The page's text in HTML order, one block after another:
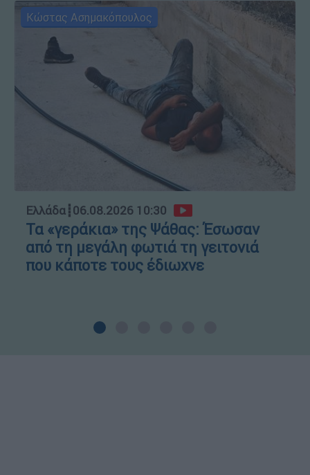
Κώστας Ασημακόπουλος
Ελλάδα┋06.08.2026 10:30
Τα «γεράκια» της Ψάθας: Έσωσαν
από τη μεγάλη φωτιά τη γειτονιά
που κάποτε τους έδιωχνε